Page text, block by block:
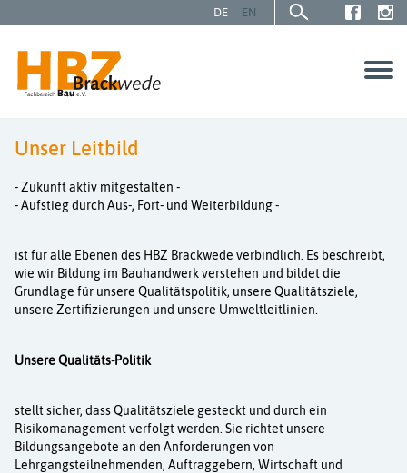
DE EN
Über uns
Service
Aktuelles
Kurse
SCHÜLER | AZUBIS
GESELLEN | MEISTER
UNTERNEHMEN
Unser Leitbild
- Zukunft aktiv mitgestalten -
- Aufstieg durch Aus-, Fort- und Weiterbildung -
ist für alle Ebenen des HBZ Brackwede verbindlich. Es beschreibt,
wie wir Bildung im Bauhandwerk verstehen und bildet die
Grundlage für unsere Qualitätspolitik, unsere Qualitätsziele,
unsere Zertifizierungen und unsere Umweltleitlinien.
Unsere Qualitäts-Politik
stellt sicher, dass Qualitätsziele gesteckt und durch ein
Risikomanagement verfolgt werden. Sie richtet unsere
Bildungsangebote an den Anforderungen von
Lehrgangsteilnehmenden, Auftraggebern, Wirtschaft und